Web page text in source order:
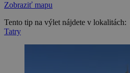
Zobraziť mapu
Tento tip na výlet nájdete v lokalitách:
Tatry